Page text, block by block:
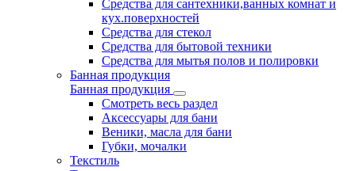
Средства для сантехники,ванных комнат и
кух.поверхностей
Средства для стекол
Средства для бытовой техники
Средства для мытья полов и полировки
Банная продукция
Банная продукция
Смотреть весь раздел
Аксессуары для бани
Веники, масла для бани
Губки, мочалки
Текстиль